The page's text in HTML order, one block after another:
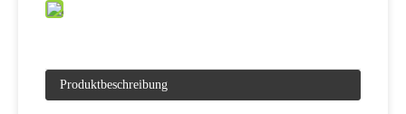
Produktbeschreibung